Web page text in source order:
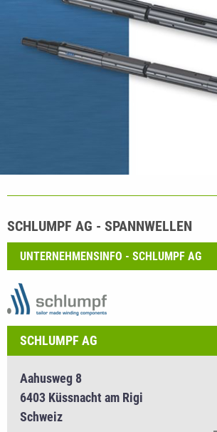
SCHLUMPF AG - SPANNWELLEN
UNTERNEHMENSINFO - SCHLUMPF AG
SCHLUMPF AG
Aahusweg 8
6403 Küssnacht am Rigi
Schweiz